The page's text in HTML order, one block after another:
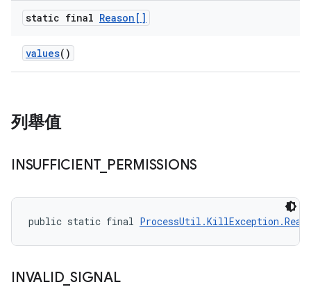
static final Reason[]
values()
列舉值
INSUFFICIENT_ PERMISSIONS
public static final
INVALID_ SIGNAL